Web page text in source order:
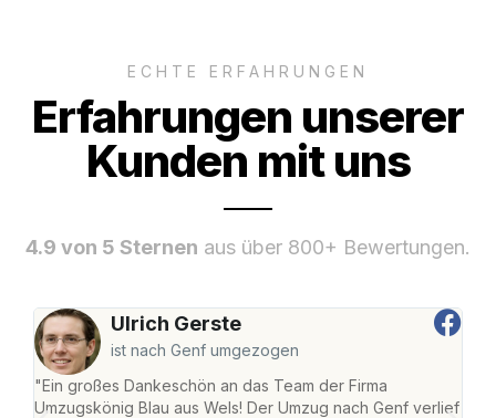
ECHTE ERFAHRUNGEN
Erfahrungen unserer
Kunden mit uns
4.9 von 5 Sternen aus über 800+ Bewertungen.
Ulrich Gerste
ist nach Genf umgezogen
"Ein großes Dankeschön an das Team der Firma
Umzugskönig Blau aus Wels! Der Umzug nach Genf verlief